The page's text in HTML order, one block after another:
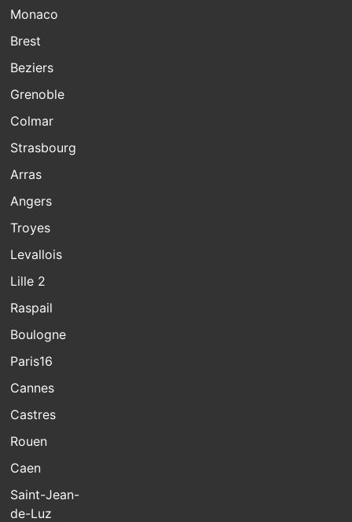
Monaco
Brest
Beziers
Grenoble
Colmar
Strasbourg
Arras
Angers
Troyes
Levallois
Lille 2
Raspail
Boulogne
Paris16
Cannes
Castres
Rouen
Caen
Saint-Jean-
de-Luz